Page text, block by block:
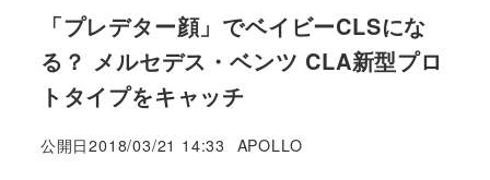
「プレデター顔」でベイビーCLSにな
る？ メルセデス・ベンツ CLA新型プロ
トタイプをキャッチ
公開日2018/03/21 14:33
著
APOLLO